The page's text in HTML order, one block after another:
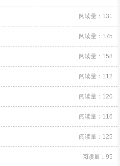
阅读量：131
阅读量：175
阅读量：158
阅读量：112
阅读量：120
阅读量：116
阅读量：125
阅读量：95